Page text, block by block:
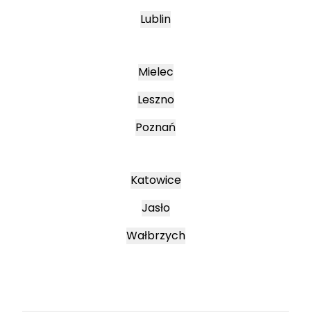
Lublin
Mielec
Leszno
Poznań
Katowice
Jasło
Wałbrzych